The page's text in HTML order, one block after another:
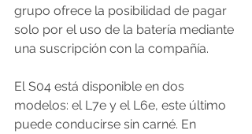
grupo ofrece la posibilidad de pagar
solo por el uso de la batería mediante
una suscripción con la compañía.
El S04 está disponible en dos
modelos: el L7e y el L6e, este último
puede conducirse sin carné. En